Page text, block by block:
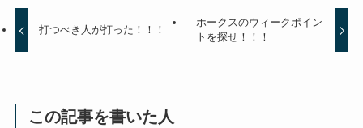
打つべき人が打った！！！
ホークスのウィークポイン
トを探せ！！！
この記事を書いた人